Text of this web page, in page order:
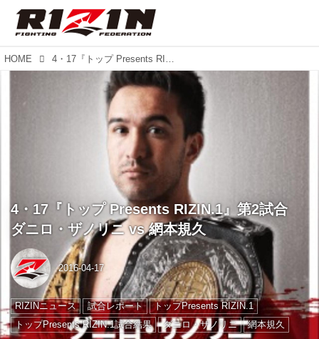
HOME 4・17『トップ Presents RIZIN.1』第2試合 ダニロ・ザノリニ vs 網本規久
4・17『トップ Presents RIZIN.1』第2試合
ダニロ・ザノリニ vs 網本規久
2016-04-17
RIZINニュース 試合レポート
トップPresents RIZIN.1
トップPresents RIZIN.1試合結果
ダニロ・ザノリニ 網本規久